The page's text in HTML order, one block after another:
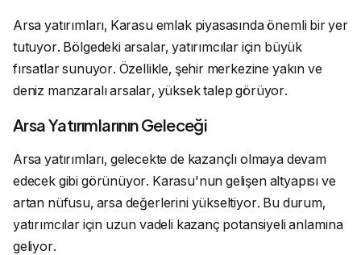
Arsa yatırımları, Karasu emlak piyasasında önemli bir yer
tutuyor. Bölgedeki arsalar, yatırımcılar için büyük
fırsatlar sunuyor. Özellikle, şehir merkezine yakın ve
deniz manzaralı arsalar, yüksek talep görüyor.
Arsa Yatırımlarının Geleceği
Arsa yatırımları, gelecekte de kazançlı olmaya devam
edecek gibi görünüyor. Karasu'nun gelişen altyapısı ve
artan nüfusu, arsa değerlerini yükseltiyor. Bu durum,
yatırımcılar için uzun vadeli kazanç potansiyeli anlamına
geliyor.